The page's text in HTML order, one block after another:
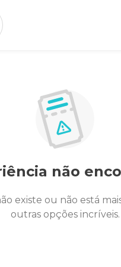
não
existe ou não está
outras opções incríveis.